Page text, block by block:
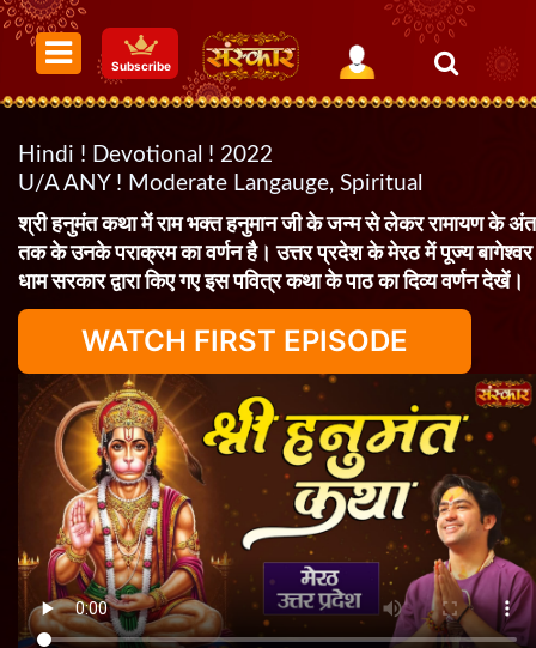
Subscribe
Hindi ! Devotional ! 2022
U/A ANY ! Moderate Langauge, Spiritual
श्री हनुमंत कथा में राम भक्त हनुमान जी के जन्म से लेकर रामायण के अंत
तक के उनके पराक्रम का वर्णन है। उत्तर प्रदेश के मेरठ में पूज्य बागेश्वर
धाम सरकार द्वारा किए गए इस पवित्र कथा के पाठ का दिव्य वर्णन देखें।
WATCH FIRST EPISODE